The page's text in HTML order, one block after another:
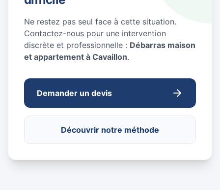
Ne restez pas seul face à cette situation.
Contactez-nous pour une intervention
discrète et professionnelle : Débarras maison
et appartement à Cavaillon.
Demander un devis
Découvrir notre méthode